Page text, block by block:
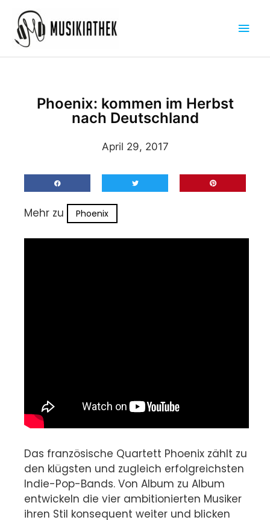
Inhalt
springen
Phoenix: kommen im Herbst
nach Deutschland
April 29, 2017
Mehr zu Phoenix
Das französische Quartett Phoenix zählt zu
den klügsten und zugleich erfolgreichsten
Indie-Pop-Bands. Von Album zu Album
entwickeln die vier ambitionierten Musiker
ihren Stil konsequent weiter und blicken